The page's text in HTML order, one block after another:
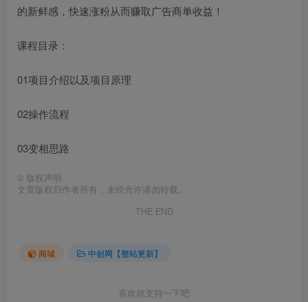
的新鲜感，快速涨粉从而赚取广告商单收益！
课程目录：
01项目介绍以及项目原理
02操作流程
03变相思路
© 版权声明
文章版权归作者所有，未经允许请勿转载。
THE END
商城 中创网【整站更新】
喜欢就支持一下吧